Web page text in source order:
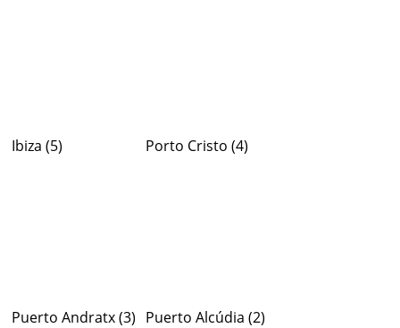
Ibiza(5) Porto Cristo(4)
Puerto Andratx(3) Puerto Alcúdia(2)